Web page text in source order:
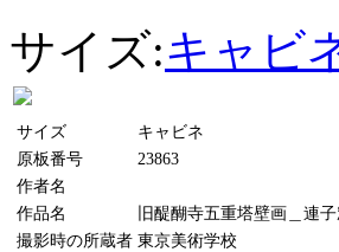
サイズ:キャビ
サイズ
キャビネ
原板番号
23863
作者名
作品名
旧醍醐寺五重塔壁画＿連
撮影時の所蔵者 東京美術学校